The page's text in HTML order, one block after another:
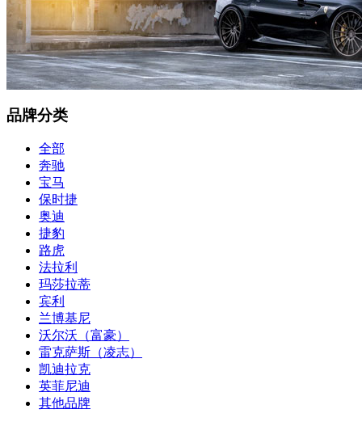
品牌分类
全部
奔驰
宝马
保时捷
奥迪
捷豹
路虎
法拉利
玛莎拉蒂
宾利
兰博基尼
沃尔沃（富豪）
雷克萨斯（凌志）
凯迪拉克
英菲尼迪
其他品牌